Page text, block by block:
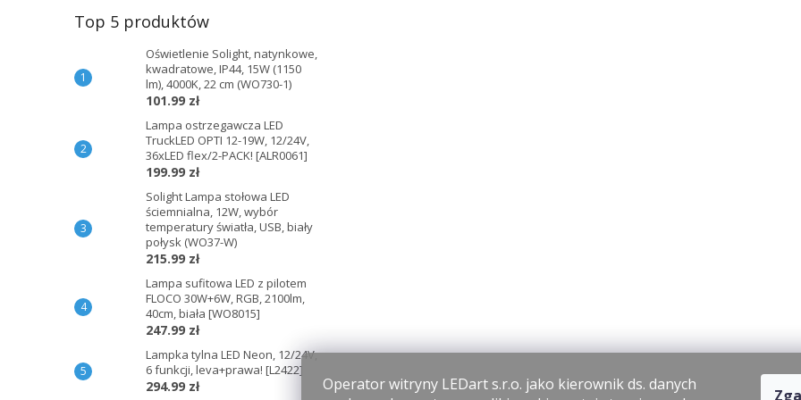
Operator witryny LEDart s.r.o. jako kierownik ds. danych
Top 5 produktów
Oświetlenie Solight, natynkowe,
kwadratowe, IP44, 15W (1150
lm), 4000K, 22 cm (WO730-1)
101.99 zł
Lampa ostrzegawcza LED
TruckLED OPTI 12-19W, 12/24V,
36xLED flex/2-PACK! [ALR0061]
199.99 zł
Solight Lampa stołowa LED
ściemnialna, 12W, wybór
temperatury światła, USB, biały
połysk (WO37-W)
215.99 zł
Lampa sufitowa LED z pilotem
FLOCO 30W+6W, RGB, 2100lm,
40cm, biała [WO8015]
247.99 zł
Lampka tylna LED Neon, 12/24V,
6 funkcji, leva+prawa! [L2422]
294.99 zł